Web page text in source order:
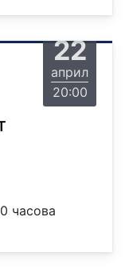
22
април
20:00
часова